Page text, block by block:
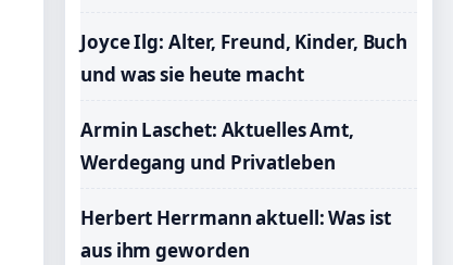
Joyce Ilg: Alter, Freund, Kinder, Buch
und was sie heute macht
Armin Laschet: Aktuelles Amt,
Werdegang und Privatleben
Herbert Herrmann aktuell: Was ist
aus ihm geworden